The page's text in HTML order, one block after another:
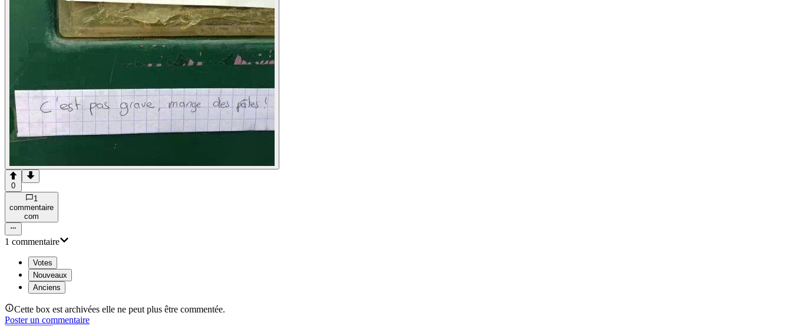
0
1
commentaire
com
1 commentaire
Votes
Nouveaux
Anciens
Cette box est archivées elle ne peut plus être commentée.
Poster un commentaire